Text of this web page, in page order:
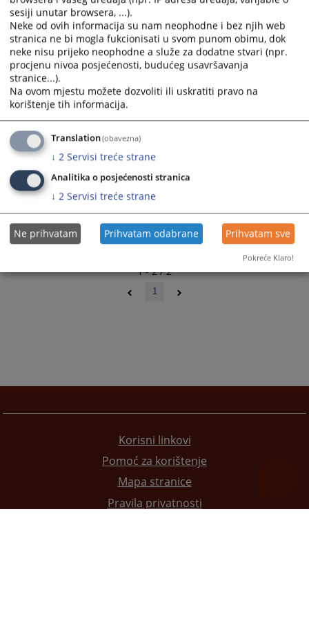
and
select
a
date.
Press
the
question
mark
key
to
the
keyboard
for
changing
and
select
a
date.
Press
the
mark
key
get
the
keyboard
for
changing
1 - 2 / 2
1
Korisni linkovi
Pomoć za korištenje
Mapa stranice
Pravila privatnosti
sesiji unutar browsera, ...).
Neke od ovih informacija su nam neophodne i bez njih web
stranica ne bi mogla fukcionisati u svom punom obimu, dok
neke nisu prijeko neophodne a služe za dodatne stvari (npr.
procjenu nivoa posjećenosti, budućeg usavršavanja
stranice...).
Na ovom mjestu možete dozvoliti ili uskratiti pravo na
korištenje tih informacija.
Translation(obavezna)
↓ 2 Servisi treće strane
Analitika o posjećenosti stranica
↓ 2 Servisi treće strane
Ne prihvatam Prihvatam odabrane Prihvatam sve
Pokreće Klaro!